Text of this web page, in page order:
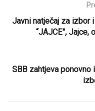
Javni natječaj za izbor
“JAJCE”, Jajce,
SBB zahtjeva ponovno